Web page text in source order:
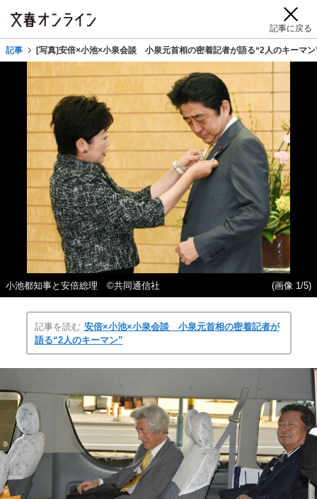
記事に戻る
記事 [写真]安倍×小池×小泉会談 小泉元首相の密着記者が語る“2人のキーマン
小池都知事と安倍総理 ©共同通信社 (画像 1/5)
記事を読む 安倍×小池×小泉会談 小泉元首相の密着記者が
語る“2人のキーマン”